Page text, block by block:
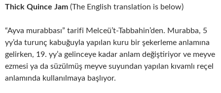
Thick Quince Jam (The English translation is below)
“Ayva murabbası” tarifi Melceü’t-Tabbahin’den. Murabba, 5
yy’da turunç kabuğuyla yapılan kuru bir şekerleme anlamına
gelirken, 19. yy’a gelinceye kadar anlam değiştiriyor ve meyve
ezmesi ya da süzülmüş meyve suyundan yapılan kıvamlı reçel
anlamında kullanılmaya başlıyor.